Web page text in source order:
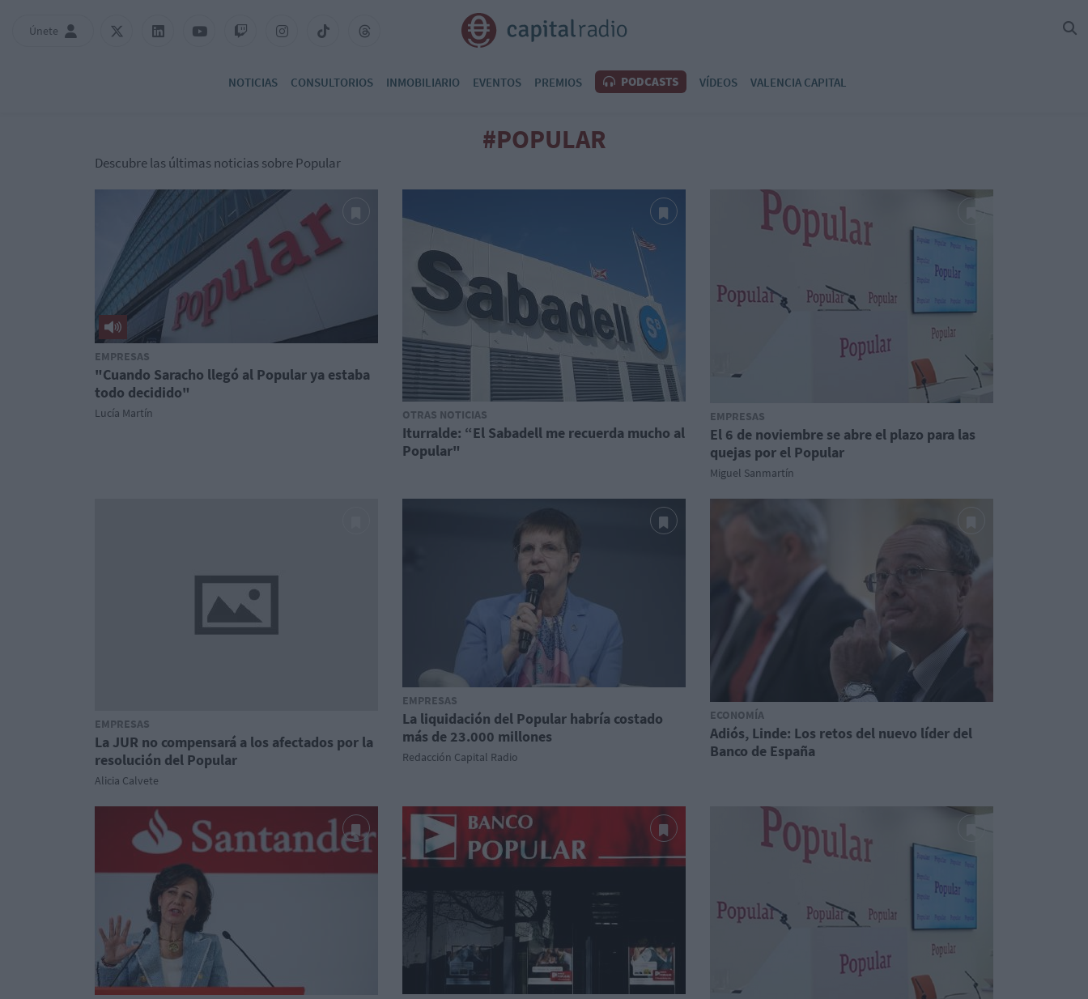
Únete
NOTICIAS CONSULTORIOS INMOBILIARIO EVENTOS PREMIOS PODCASTS VÍDEOS VALENCIA CAPITAL
#POPULAR
Descubre las últimas noticias sobre Popular
EMPRESAS
"Cuando Saracho llegó al Popular ya estaba
todo decidido"
Lucía Martín OTRAS NOTICIAS
Iturralde: “El Sabadell me recuerda mucho al
Popular"
EMPRESAS
El 6 de noviembre se abre el plazo para las
quejas por el Popular
Miguel Sanmartín
EMPRESAS
La JUR no compensará a los afectados por la
resolución del Popular
Alicia Calvete
EMPRESAS
La liquidación del Popular habría costado
más de 23.000 millones
Redacción Capital Radio
ECONOMÍA
Adiós, Linde: Los retos del nuevo líder del
Banco de España